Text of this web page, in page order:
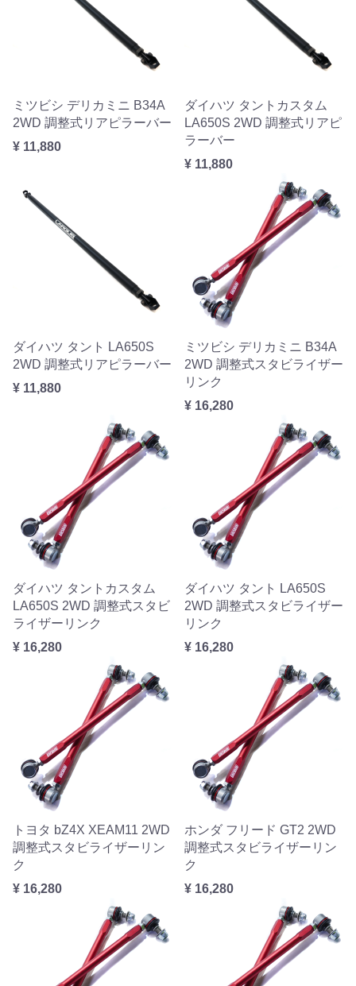
ミツビシ デリカミニ B34A
2WD 調整式リアピラーバー
¥ 11,880
ダイハツ タントカスタム
LA650S 2WD 調整式リアピ
ラーバー
¥ 11,880
ダイハツ タント LA650S
2WD 調整式リアピラーバー
¥ 11,880
ミツビシ デリカミニ B34A
2WD 調整式スタビライザー
リンク
¥ 16,280
ダイハツ タントカスタム
LA650S 2WD 調整式スタビ
ライザーリンク
¥ 16,280
ダイハツ タント LA650S
2WD 調整式スタビライザー
リンク
¥ 16,280
トヨタ bZ4X XEAM11 2WD
調整式スタビライザーリン
ク
¥ 16,280
ホンダ フリード GT2 2WD
調整式スタビライザーリン
ク
¥ 16,280